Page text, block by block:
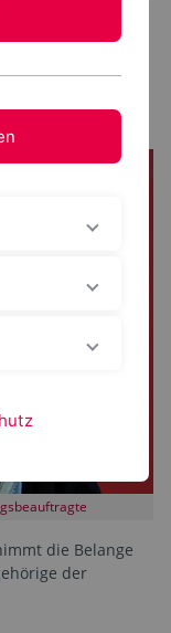
die Belange
der